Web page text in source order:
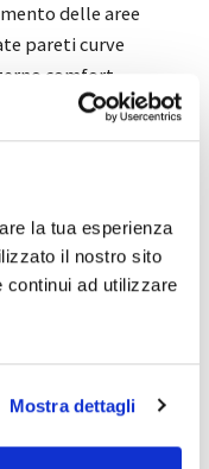
la tua esperienza
il nostro sito
ad utilizzare
Mostra dettagli
delle aree
pareti curve
comfort
tranquillità e
a brevi meet